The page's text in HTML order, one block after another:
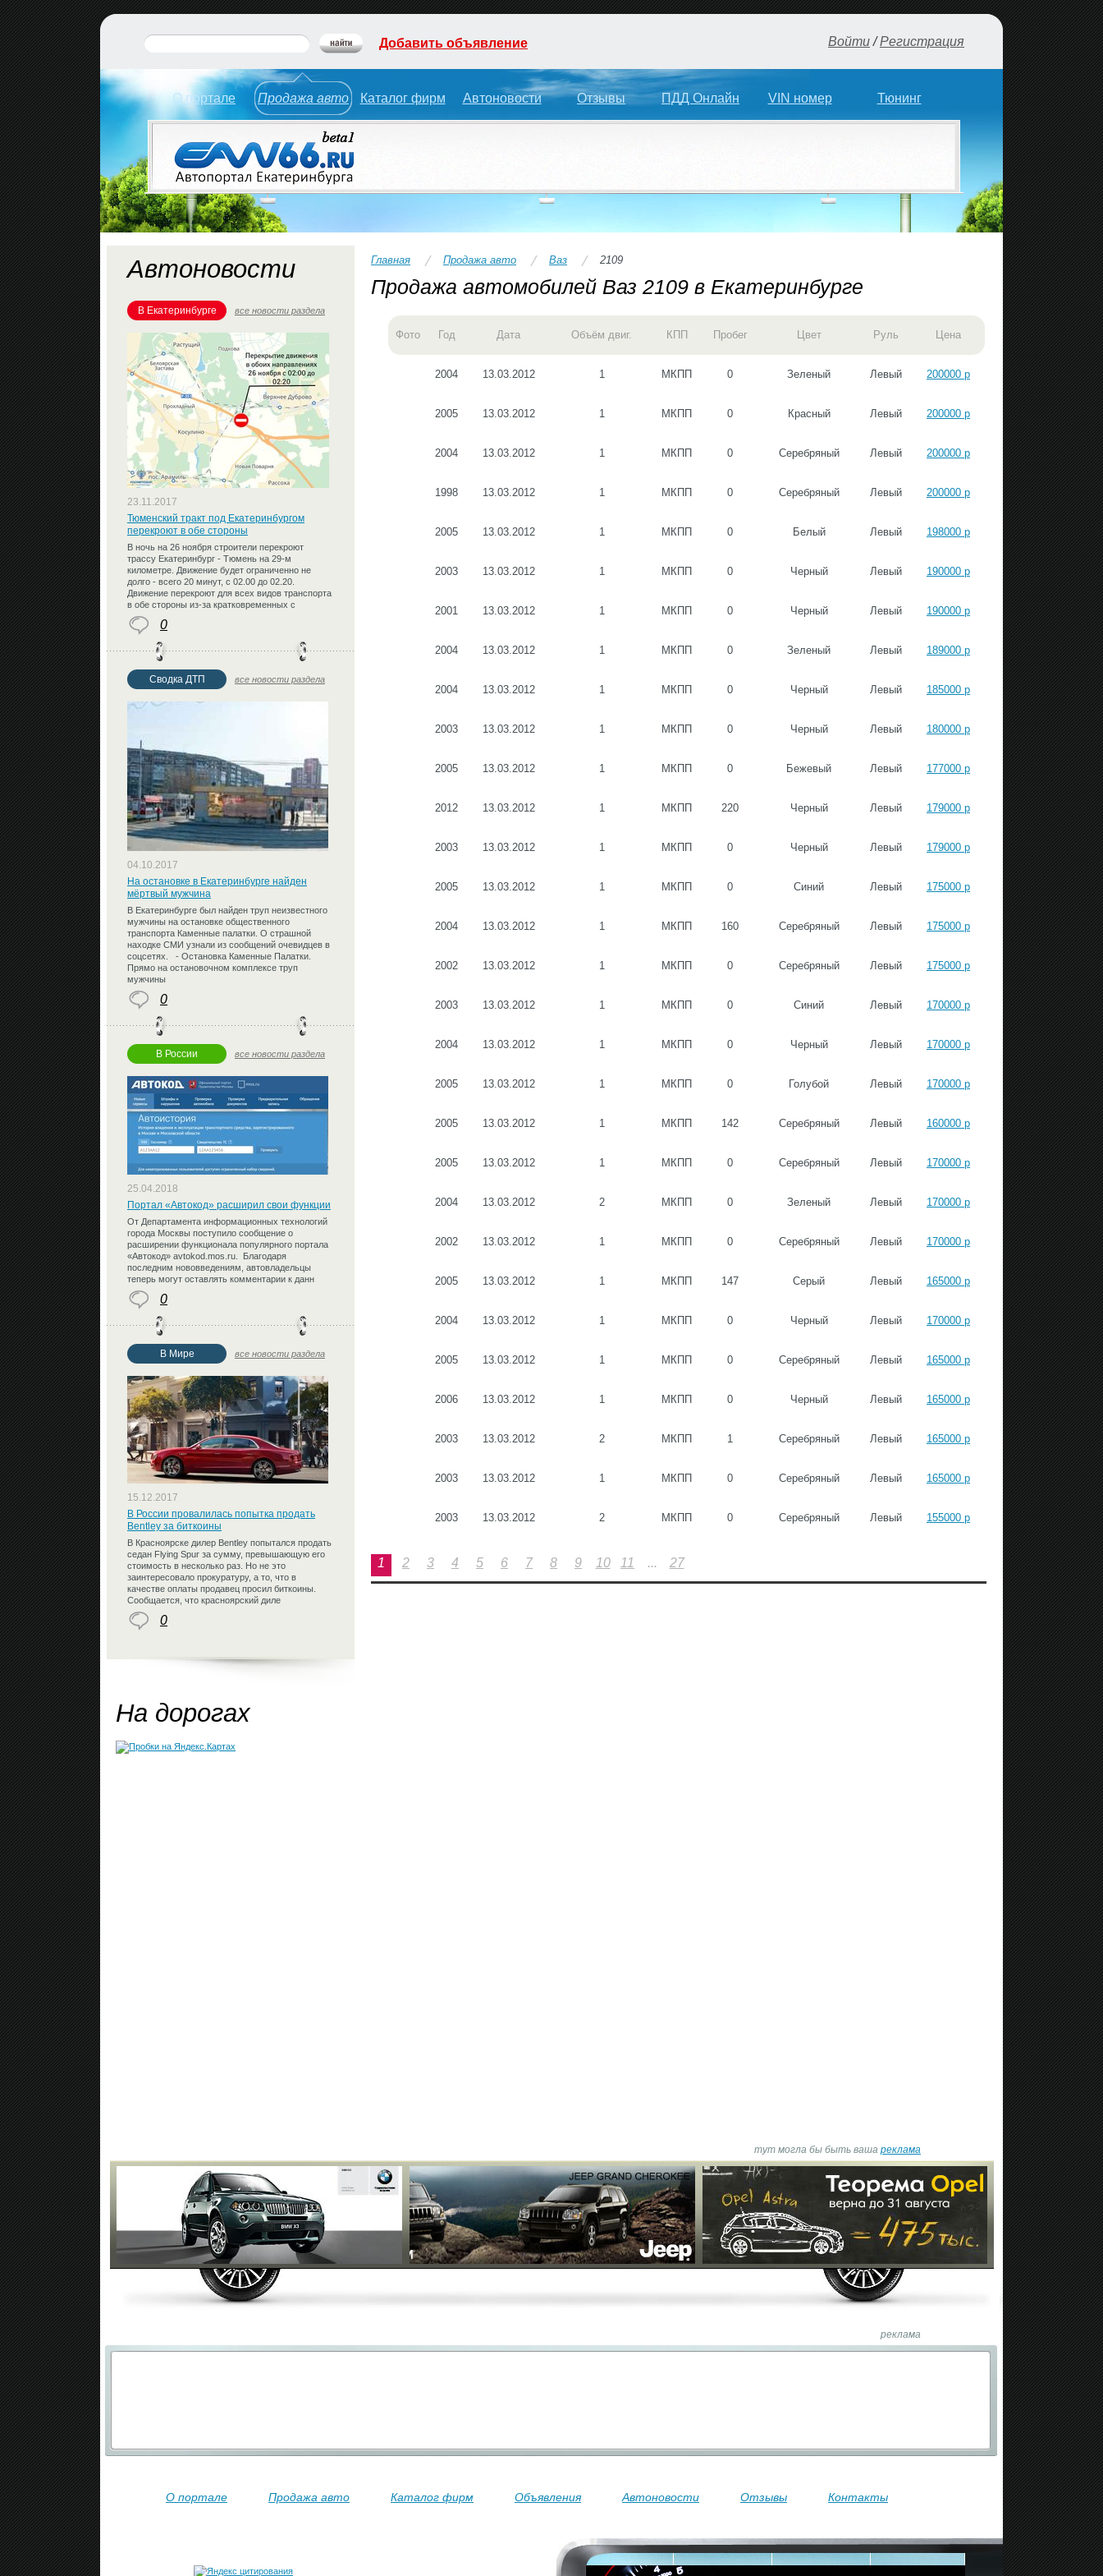
О портале Продажа авто Каталог фирм Автоновости Отзывы ПДД Онлайн VIN номер Тюнинг
Добавить объявление Войти/Регистрация
Главная Продажа авто Ваз 2109
Продажа автомобилей Ваз 2109 в Екатеринбурге
Фото Год Дата Объём двиг. КПП Пробег Цвет Руль Цена
2004 13.03.2012 1 МКПП 0 Зеленый Левый 200000 р
2005 13.03.2012 1 МКПП 0 Красный Левый 200000 р
2004 13.03.2012 1 МКПП 0 Серебряный Левый 200000 р
1998 13.03.2012 1 МКПП 0 Серебряный Левый 200000 р
2005 13.03.2012 1 МКПП 0 Белый Левый 198000 р
2003 13.03.2012 1 МКПП 0 Черный Левый 190000 р
2001 13.03.2012 1 МКПП 0 Черный Левый 190000 р
2004 13.03.2012 1 МКПП 0 Зеленый Левый 189000 р
2004 13.03.2012 1 МКПП 0 Черный Левый 185000 р
2003 13.03.2012 1 МКПП 0 Черный Левый 180000 р
2005 13.03.2012 1 МКПП 0 Бежевый Левый 177000 р
2012 13.03.2012 1 МКПП 220 Черный Левый 179000 р
2003 13.03.2012 1 МКПП 0 Черный Левый 179000 р
2005 13.03.2012 1 МКПП 0 Синий Левый 175000 р
2004 13.03.2012 1 МКПП 160 Серебряный Левый 175000 р
2002 13.03.2012 1 МКПП 0 Серебряный Левый 175000 р
2003 13.03.2012 1 МКПП 0 Синий Левый 170000 р
2004 13.03.2012 1 МКПП 0 Черный Левый 170000 р
2005 13.03.2012 1 МКПП 0 Голубой Левый 170000 р
2005 13.03.2012 1 МКПП 142 Серебряный Левый 160000 р
2005 13.03.2012 1 МКПП 0 Серебряный Левый 170000 р
2004 13.03.2012 2 МКПП 0 Зеленый Левый 170000 р
2002 13.03.2012 1 МКПП 0 Серебряный Левый 170000 р
2005 13.03.2012 1 МКПП 147 Серый Левый 165000 р
2004 13.03.2012 1 МКПП 0 Черный Левый 170000 р
2005 13.03.2012 1 МКПП 0 Серебряный Левый 165000 р
2006 13.03.2012 1 МКПП 0 Черный Левый 165000 р
2003 13.03.2012 2 МКПП 1 Серебряный Левый 165000 р
2003 13.03.2012 1 МКПП 0 Серебряный Левый 165000 р
2003 13.03.2012 2 МКПП 0 Серебряный Левый 155000 р
1 2 3 4 5 6 7 8 9 10 11 ... 27
Автоновости
В Екатеринбурге все новости раздела
23.11.2017
Тюменский тракт под Екатеринбургом
перекроют в обе стороны
В ночь на 26 ноября строители перекроют
трассу Екатеринбург - Тюмень на 29-м
километре. Движение будет ограниченно не
долго - всего 20 минут, с 02.00 до 02.20.
Движение перекроют для всех видов транспорта
в обе стороны из-за кратковременных с
0
Сводка ДТП все новости раздела
04.10.2017
На остановке в Екатеринбурге найден
мёртвый мужчина
В Екатеринбурге был найден труп неизвестного
мужчины на остановке общественного
транспорта Каменные палатки. О страшной
находке СМИ узнали из сообщений очевидцев в
соцсетях. - Остановка Каменные Палатки.
Прямо на остановочном комплексе труп
мужчины
0
В России все новости раздела
25.04.2018
Портал «Автокод» расширил свои функции
От Департамента информационных технологий
города Москвы поступило сообщение о
расширении функционала популярного портала
«Автокод» avtokod.mos.ru. Благодаря
последним нововведениям, автовладельцы
теперь могут оставлять комментарии к данн
0
В Мире все новости раздела
15.12.2017
В России провалилась попытка продать
Bentley за биткоины
В Красноярске дилер Bentley попытался продать
седан Flying Spur за сумму, превышающую его
стоимость в несколько раз. Но не это
заинтересовало прокуратуру, а то, что в
качестве оплаты продавец просил биткоины.
Сообщается, что красноярский диле
0
На дорогах
тут могла бы быть ваша реклама
реклама
О портале Продажа авто Каталог фирм Объявления Автоновости Отзывы Контакты